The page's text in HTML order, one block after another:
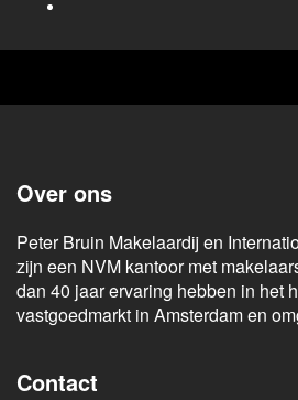
Over ons
Peter Bruin Makelaardij en
zijn een NVM kantoor met
dan 40 jaar ervaring hebben in het
vastgoedmarkt in Amsterdam en
Contact